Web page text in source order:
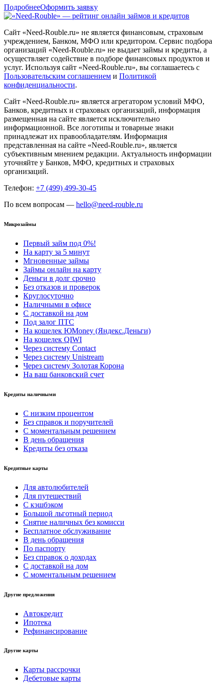
ПодробнееОформить заявку
Сайт «Need-Rouble.ru» не является финансовым, страховым
учреждением, Банком, МФО или кредитором. Сервис подбора
организаций «Need-Rouble.ru» не выдает займы и кредиты, а
осуществляет содействие в подборе финансовых продуктов и
услуг. Используя сайт «Need-Rouble.ru», вы соглашаетесь с
Пользовательским соглашением и Политикой
конфиденциальности.
Сайт «Need-Rouble.ru» является агрегатором условий МФО,
Банков, кредитных и страховых организаций, информация
размещенная на сайте является исключительно
информационной. Все логотипы и товарные знаки
принадлежат их правообладателям. Информация
представленная на сайте «Need-Rouble.ru», является
субъективным мнением редакции. Актуальность информации
уточняйте у Банков, МФО, кредитных и страховых
организаций.
Телефон: +7 (499) 499-30-45
По всем вопросам — hello@need-rouble.ru
Микрозаймы
Первый займ под 0%!
На карту за 5 минут
Мгновенные займы
Займы онлайн на карту
Деньги в долг срочно
Без отказов и проверок
Круглосуточно
Наличными в офисе
С доставкой на дом
Под залог ПТС
На кошелек ЮMoney (Яндекс.Деньги)
На кошелек QIWI
Через систему Contact
Через систему Unistream
Через систему Золотая Корона
На ваш банковский счет
Кредиты наличными
С низким процентом
Без справок и поручителей
С моментальным решением
В день обращения
Кредиты без отказа
Кредитные карты
Для автолюбителей
Для путешествий
С кэшбэком
Большой льготный период
Снятие наличных без комисси
Бесплатное обслуживание
В день обращения
По паспорту
Без справок о доходах
С доставкой на дом
С моментальным решением
Другие предложения
Автокредит
Ипотека
Рефинансирование
Другие карты
Карты рассрочки
Дебетовые карты